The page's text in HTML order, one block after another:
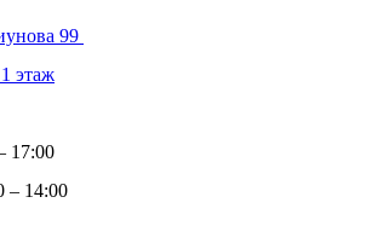
99
этаж
17:00
– 14:00